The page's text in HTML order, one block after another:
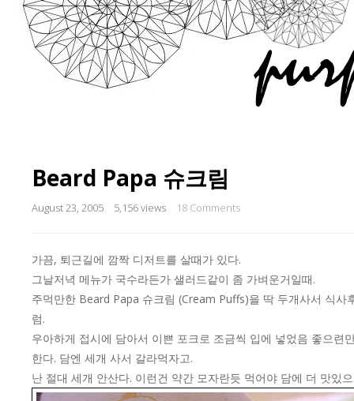
Beard Papa 슈크림
August 23, 2005 5,156 views 18 Comments
가끔, 퇴근길에 깜짝 디저트를 살때가 있다.
그날저녁 메뉴가 국수라든가 샐러드같이 좀 가벼운거일때.
주먹만한 Beard Papa 슈크림 (Cream Puffs)을 딱 두개사서 식
럼.
우아하게 접시에 담아서 이쁜 포크로 조금씩 입에 넣었음 좋으
한다. 담엔 세개 사서 갈라먹자고.
난 절대 세개 안산다. 이런건 약간 모자란듯 먹어야 담에 더 맛있